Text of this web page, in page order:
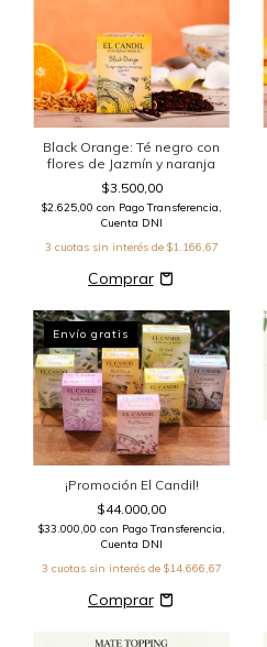
Black Orange: Té negro con
flores de Jazmín y naranja
$3.500,00
$2.625,00 con Pago Transferencia,
Cuenta DNI
3 cuotas sin interés de $1.166,67
Envío gratis
¡Promoción El Candil!
$44.000,00
$33.000,00 con Pago Transferencia,
Cuenta DNI
3 cuotas sin interés de $14.666,67